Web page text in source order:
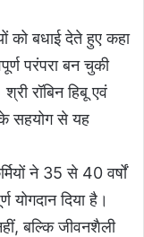
को बधाई देते हुए कहा
परंपरा बन चुकी
रॉबिन हिबू एवं
सहयोग से यह
ने 35 से 40 वर्षों
दिया है।
बल्कि जीवनशैली